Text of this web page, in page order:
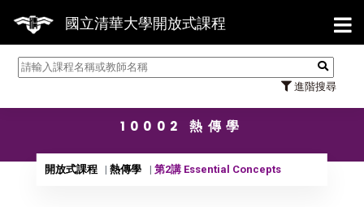
國立清華大學開放式課程
進階搜尋
【
10002 熱傳學
開放式課程 熱傳學 第2講 Essential Concepts